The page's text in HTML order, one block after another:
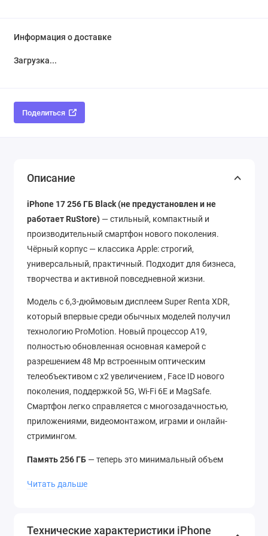
Информация о доставке
Загрузка...
Поделиться
Описание
iPhone 17 256 ГБ Black(не предустановлен и не
работает RuStore) — стильный, компактный и
производительный смартфон нового поколения.
Чёрный корпус — классика Apple: строгий,
универсальный, практичный. Подходит для бизнеса,
творчества и активной повседневной жизни.
Модель c 6,3-дюймовым дисплеем Super Renta XDR,
который впервые среди обычных моделей получил
технологию ProMotion. Новый процессор A19,
полностью обновленная основная камерой с
разрешением 48 Mp встроенным оптическим
телеобъективом с х2 увеличением , Face ID нового
поколения, поддержкой 5G, Wi‑Fi 6E и MagSafe.
Смартфон легко справляется с многозадачностью,
приложениями, видеомонтажом, играми и онлайн-
стримингом.
Память 256 ГБ — теперь это минимальный объем
автономностью и прочным корпусом. Он удобен в
Читать дальше
Технические характеристики iPhone